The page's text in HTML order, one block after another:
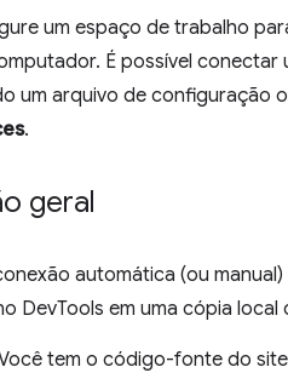
um espaço de trabalho
É possível
um arquivo de configuração
.
geral
automática (ou
DevTools em uma cópia
tem o código-fonte do